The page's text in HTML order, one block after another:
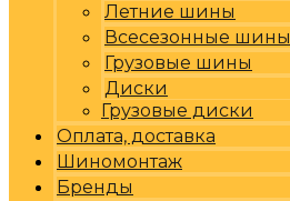
Летние шины
Всесезонные шины
Грузовые шины
Диски
Грузовые диски
Оплата, доставка
Шиномонтаж
Бренды